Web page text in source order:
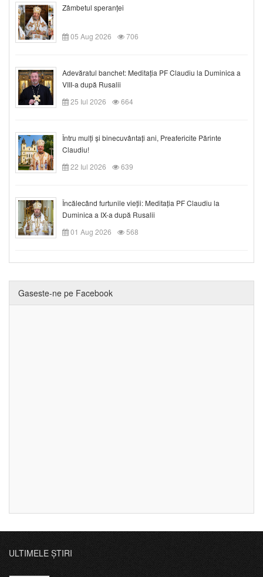
Zâmbetul speranței
05 Aug 2026 706
Adevăratul banchet: Meditația PF Claudiu la Duminica a
VIII-a după Rusalii
25 Iul 2026
664
Întru mulți și binecuvântați ani, Preafericite Părinte
Claudiu!
22 Iul 2026
639
Încălecând furtunile vieții: Meditația PF Claudiu la
Duminica a IX-a după Rusalii
01 Aug 2026
568
Gaseste-ne pe Facebook
ULTIMELE ȘTIRI